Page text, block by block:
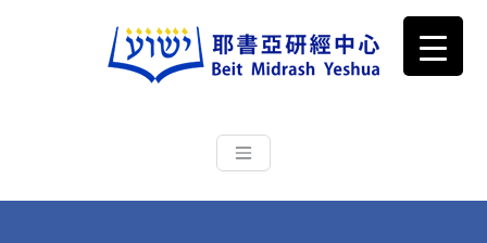
耶書亞研經中心
根源明白聖經，成為更好的門徒